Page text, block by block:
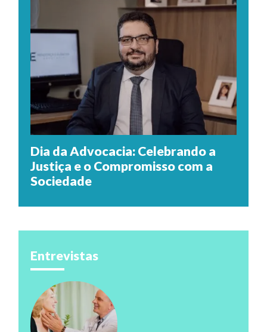
Dia da Advocacia: Celebrando a
Justiça e o Compromisso com a
Sociedade
Entrevistas